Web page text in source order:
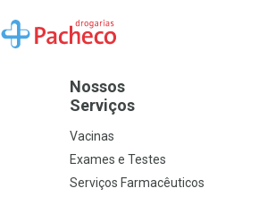
Ir para a Home
Nossos
Serviços
Vacinas
Exames e Testes
Serviços Farmacêuticos